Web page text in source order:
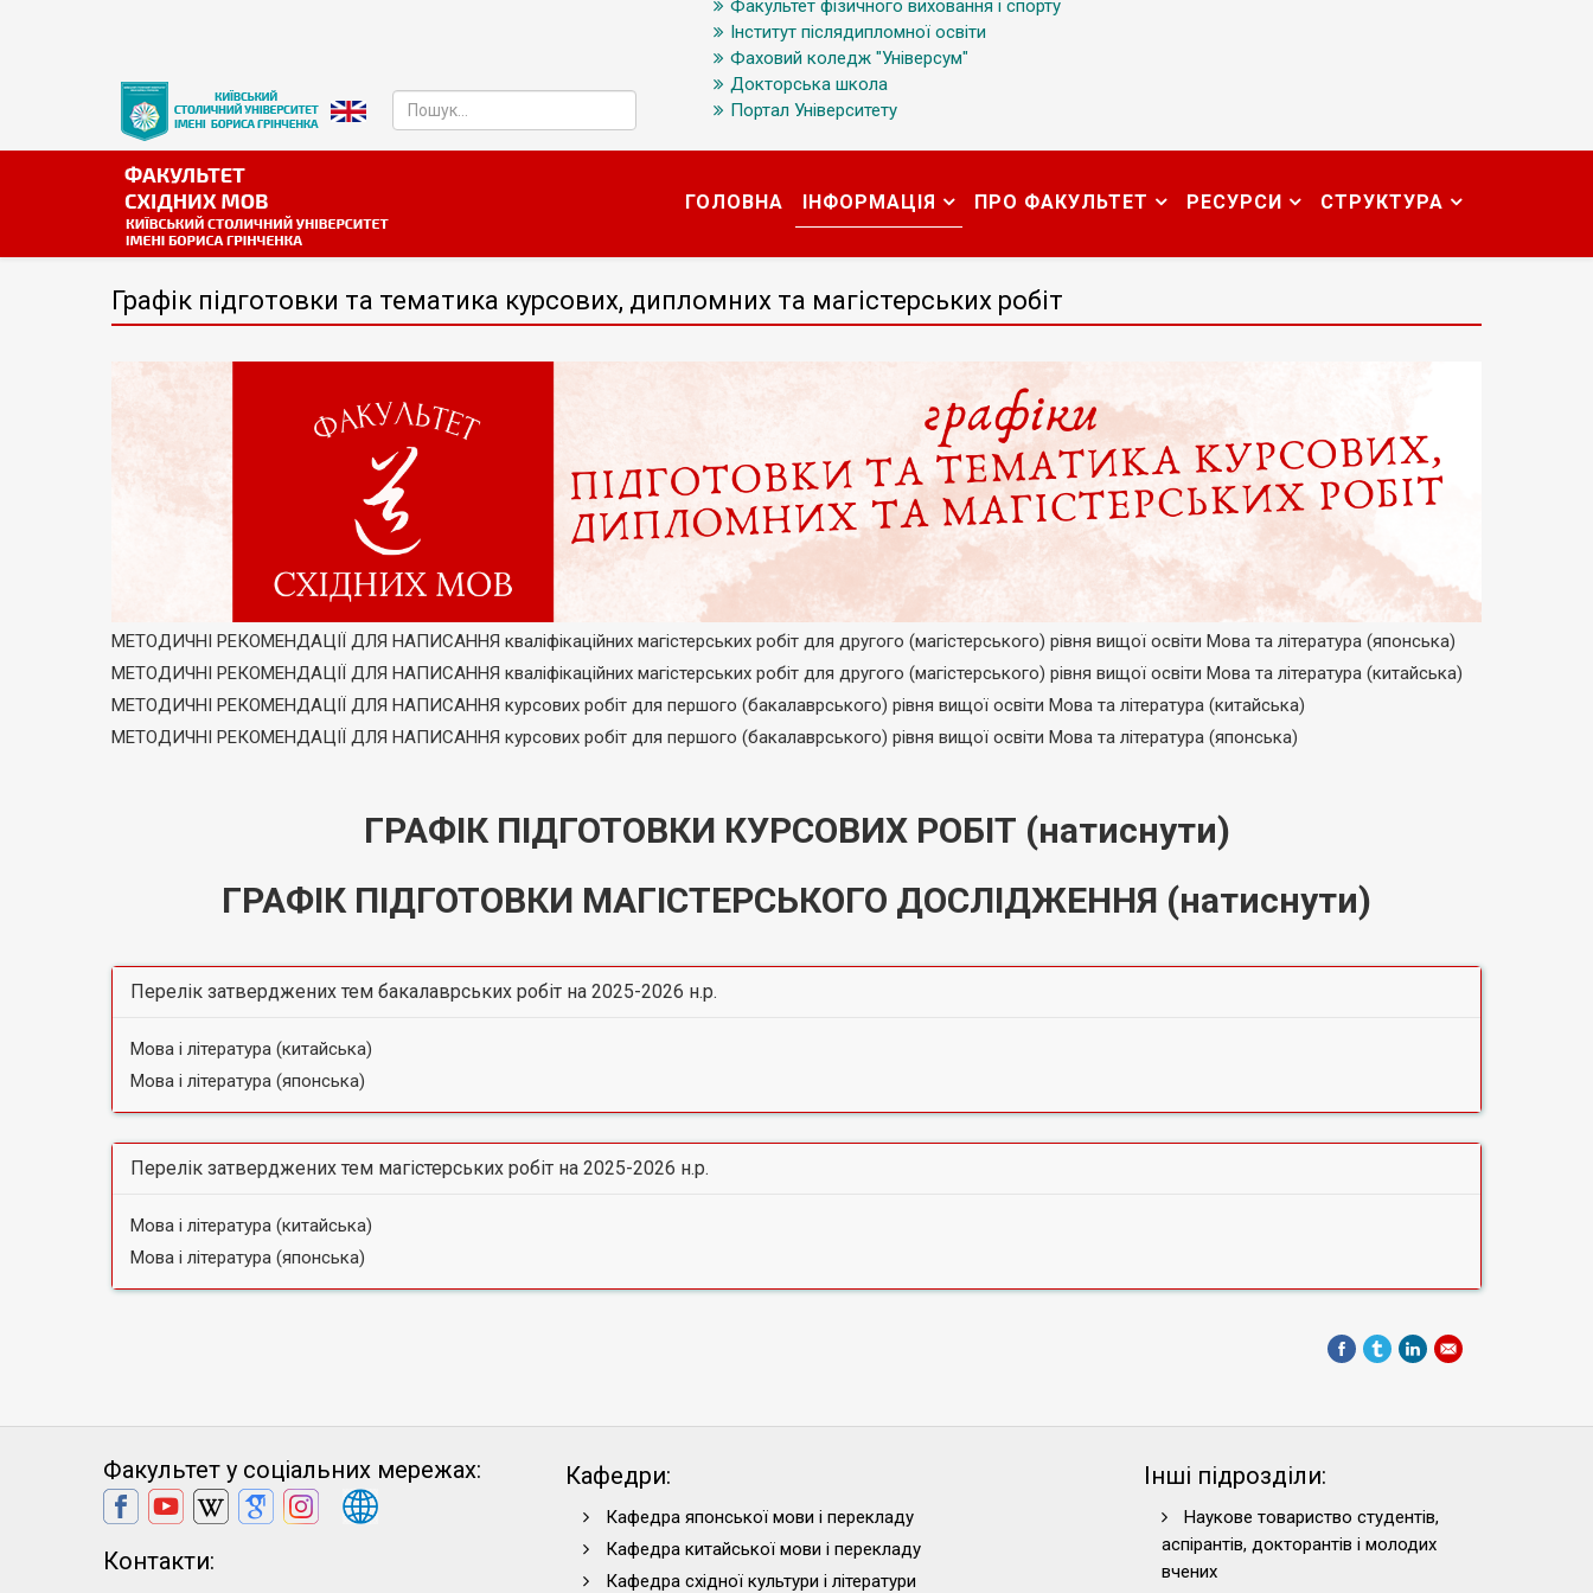
Факультет фізичного виховання і спорту
Інститут післядипломної освіти
Фаховий коледж "Універсум"
Докторська школа
Портал Університету
ГОЛОВНА ІНФОРМАЦІЯ ПРО ФАКУЛЬТЕТ РЕСУРСИ СТРУКТУРА
Графік підготовки та тематика курсових, дипломних та магістерських робіт
МЕТОДИЧНІ РЕКОМЕНДАЦІЇ ДЛЯ НАПИСАННЯ кваліфікаційних магістерських робіт для другого (магістерського) рівня вищої освіти Мова та література (японська)
МЕТОДИЧНІ РЕКОМЕНДАЦІЇ ДЛЯ НАПИСАННЯ кваліфікаційних магістерських робіт для другого (магістерського) рівня вищої освіти Мова та література (китайська)
МЕТОДИЧНІ РЕКОМЕНДАЦІЇ ДЛЯ НАПИСАННЯ курсових робіт для першого (бакалаврського) рівня вищої освіти Мова та література (китайська)
МЕТОДИЧНІ РЕКОМЕНДАЦІЇ ДЛЯ НАПИСАННЯ курсових робіт для першого (бакалаврського) рівня вищої освіти Мова та література (японська)
ГРАФІК ПІДГОТОВКИ КУРСОВИХ РОБІТ (натиснути)
ГРАФІК ПІДГОТОВКИ МАГІСТЕРСЬКОГО ДОСЛІДЖЕННЯ (натиснути)
Перелік затверджених тем бакалаврських робіт на 2025-2026 н.р.
Мова і література (китайська)
Мова і література (японська)
Перелік затверджених тем магістерських робіт на 2025-2026 н.р.
Мова і література (китайська)
Мова і література (японська)
Факультет у соціальних мережах:
Контакти:
Кафедри:
Кафедра японської мови і перекладу
Кафедра китайської мови і перекладу
Кафедра східної культури і літератури
Інші підрозділи:
Наукове товариство студентів,
аспірантів, докторантів і молодих
вчених